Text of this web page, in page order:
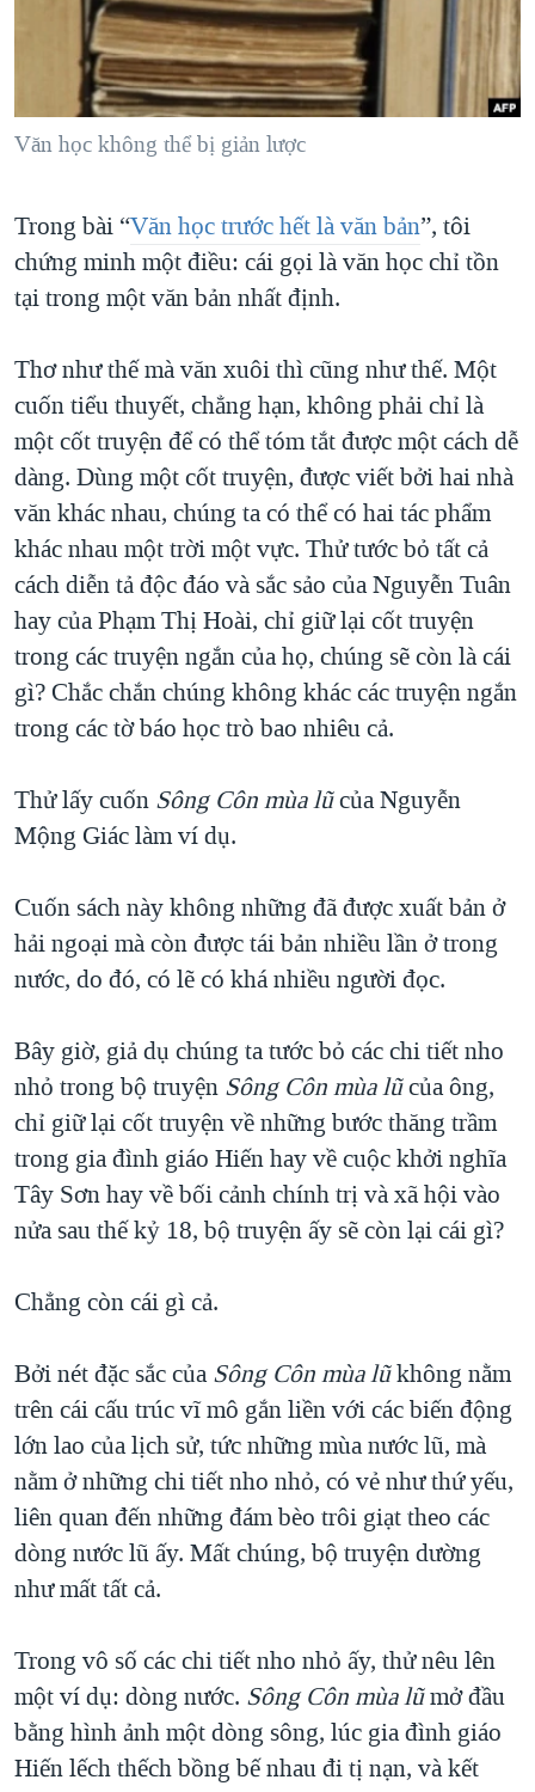
NGƯỜI VIỆT HẢI NGOẠI
ĐỜI SỐNG
KINH TẾ
KHOA HỌC
VĂN HOÁ
HÀNH TRÌNH BẦU CỬ 2024
MỘT NĂM CHIẾN TRANH TẠI DẢI GAZA
GIẢI MÃ VÀNH ĐAI & CON ĐƯỜNG
TRỊNH VĨNH BÌNH - NGƯỜI HẠ 'BÊN THẮNG CUỘC'
GROUND ZERO – XƯA VÀ NAY
CHI PHÍ CHIẾN TRANH AFGHANISTAN
THƯỢNG ĐỈNH TRUMP-KIM TẠI VIỆT NAM
TRỊNH VĨNH BÌNH VS. CHÍNH PHỦ VIỆT NAM
NGƯ DÂN VIỆT VÀ LÀN SÓNG TRỘM HẢI SÂM
BÊN KIA QUỐC LỘ: TIẾNG VỌNG TỪ NÔNG THÔN MỸ
QUAN HỆ VIỆT MỸ
MẠNG XÃ HỘI
Ngôn ngữ khác
Văn học không thể bị giản lược
Trong bài “Văn học trước hết là văn bản”, tôi
chứng minh một điều: cái gọi là văn học chỉ tồn
tại trong một văn bản nhất định.
Thơ như thế mà văn xuôi thì cũng như thế. Một
cuốn tiểu thuyết, chẳng hạn, không phải chỉ là
một cốt truyện để có thể tóm tắt được một cách dễ
dàng. Dùng một cốt truyện, được viết bởi hai nhà
văn khác nhau, chúng ta có thể có hai tác phẩm
khác nhau một trời một vực. Thử tước bỏ tất cả
cách diễn tả độc đáo và sắc sảo của Nguyễn Tuân
hay của Phạm Thị Hoài, chỉ giữ lại cốt truyện
trong các truyện ngắn của họ, chúng sẽ còn là cái
gì? Chắc chắn chúng không khác các truyện ngắn
trong các tờ báo học trò bao nhiêu cả.
Thử lấy cuốn Sông Côn mùa lũcủa Nguyễn
Mộng Giác làm ví dụ.
Cuốn sách này không những đã được xuất bản ở
hải ngoại mà còn được tái bản nhiều lần ở trong
nước, do đó, có lẽ có khá nhiều người đọc.
Bây giờ, giả dụ chúng ta tước bỏ các chi tiết nho
nhỏ trong bộ truyện Sông Côn mùa lũcủa ông,
chỉ giữ lại cốt truyện về những bước thăng trầm
trong gia đình giáo Hiến hay về cuộc khởi nghĩa
Tây Sơn hay về bối cảnh chính trị và xã hội vào
nửa sau thế kỷ 18, bộ truyện ấy sẽ còn lại cái gì?
Chẳng còn cái gì cả.
Bởi nét đặc sắc củaSông Côn mùa lũkhông nằm
trên cái cấu trúc vĩ mô gắn liền với các biến động
lớn lao của lịch sử, tức những mùa nước lũ, mà
nằm ở những chi tiết nho nhỏ, có vẻ như thứ yếu,
liên quan đến những đám bèo trôi giạt theo các
dòng nước lũ ấy. Mất chúng, bộ truyện dường
như mất tất cả.
Trong vô số các chi tiết nho nhỏ ấy, thử nêu lên
một ví dụ: dòng nước. Sông Côn mùa lũmở đầu
bằng hình ảnh một dòng sông, lúc gia đình giáo
Hiến lếch thếch bồng bế nhau đi tị nạn, và kết